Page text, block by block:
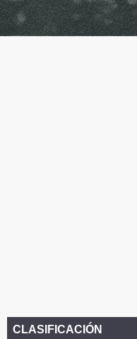
CLASIFICACIÓN